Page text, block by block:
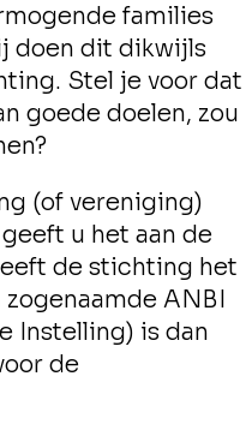
families
doen dit dikwijls
Stel je voor dat
goede doelen, zou
(of vereniging)
u het aan de
de stichting het
ANBI
Instelling) is dan
de